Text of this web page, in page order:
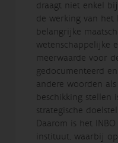
draagt niet enkel
de werking van het
belangrijke
wetenschappelijke
meerwaarde voor
gedocumenteerd
andere woorden
beschikking stellen
strategische
Daarom is het
instituut, waarbij